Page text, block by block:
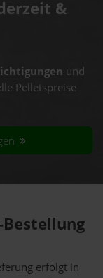
&
und
Pelletspreise
erfolgt in